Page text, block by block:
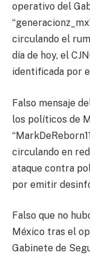
operativo del
circulando el
día de hoy, el
identificada por
Falso mensaje
los políticos de
circulando en
ataque contra
por emitir
Falso que no
México tras el
Gabinete de